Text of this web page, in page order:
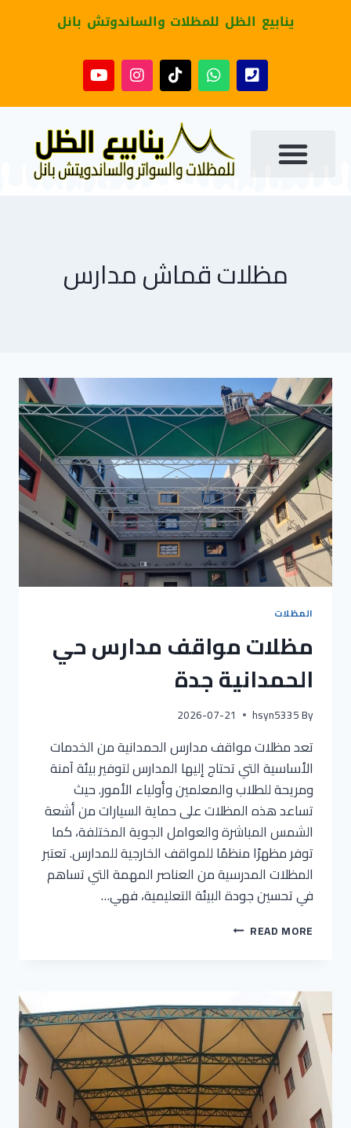
ينابيع الظل للمظلات والساندوتش بانل
مظلات قماش مدارس
المظلات
مظلات مواقف مدارس حي
الحمدانية جدة
By
hsyn5335
2026-07-21
تعد مظلات مواقف مدارس الحمدانية من الخدمات
الأساسية التي تحتاج إليها المدارس لتوفير بيئة آمنة
ومريحة للطلاب والمعلمين وأولياء الأمور. حيث
تساعد هذه المظلات على حماية السيارات من أشعة
الشمس المباشرة والعوامل الجوية المختلفة، كما
توفر مظهرًا منظمًا للمواقف الخارجية للمدارس. تعتبر
المظلات المدرسية من العناصر المهمة التي تساهم
في تحسين جودة البيئة التعليمية، فهي…
READ MORE